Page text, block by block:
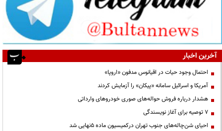
آخرین اخبار
احتمال وجود حیات در اقیانوس مدفون «اروپا»
آمریکا و اسرائیل سامانه «پیکان» را آزمایش کردند
هشدار درباره فروش حواله‌های صوری خودروهای وارداتی
۷ توصیه برای آغاز نویسندگی
احیای شن‌چاله‌های جنوب تهران درکمیسیون ماده ۵نهایی شد